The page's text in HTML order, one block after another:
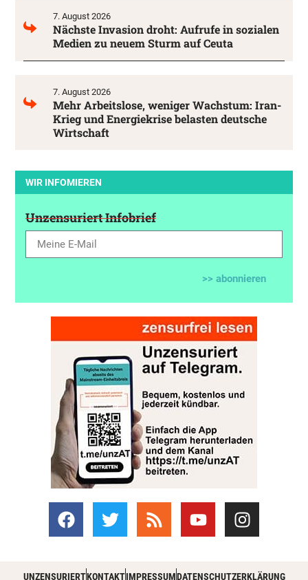
7. August 2026
Nächste Invasion droht: Aufrufe in sozialen
Medien zu neuem Sturm auf Ceuta
7. August 2026
Mehr Arbeitslose, weniger Wachstum: Iran-
Krieg und Energiekrise belasten deutsche
Wirtschaft
WIR INFOMIEREN
Unzensuriert Infobrief
>> abonnieren
UNZENSURIERTKONTAKTIMPRESSUMDATENSCHUTZERKLÄRUNG